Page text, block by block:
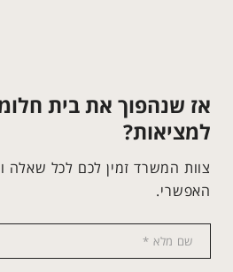
אז שנהפוך את בית
למציאות?
צוות המשרד זמין לכם לכל שאלה
האפשרי.